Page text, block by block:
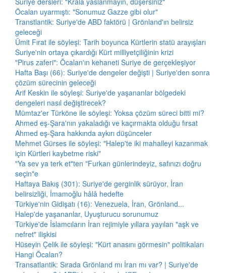
Öcalan uyarmıştı: "Sonumuz Gazze gibi olur"
Transtlantik: Suriye'de ABD faktörü | Grönland'ın belirsiz
geleceği
Ümit Fırat ile söyleşi: Tarih boyunca Kürtlerin statü arayışları
Suriye'nin ortaya çıkardığı Kürt milliyetçiliğinin krizi
"Pirus zaferi": Öcalan'ın kehaneti Suriye de gerçekleşiyor
Hafta Başı (66): Suriye'de dengeler değişti | Suriye'den sonra
çözüm sürecinin geleceği
Arif Keskin ile söyleşi: Suriye'de yaşananlar bölgedeki
dengeleri nasıl değiştirecek?
Mümtaz'er Türköne ile söyleşi: Yoksa çözüm süreci bitti mi?
Ahmed eş-Şara'nın yakaladığı ve kaçırmakta olduğu fırsat
Ahmed eş-Şara hakkında aykırı düşünceler
Mehmet Gürses ile söyleşi: "Halep'te iki mahalleyi kazanmak
için Kürtleri kaybetme riski"
"Ya sev ya terk et"ten "Furkan günlerindeyiz, safınızı doğru
seçin"e
Haftaya Bakış (301): Suriye'de gerginlik sürüyor, İran
belirsizliği, İmamoğlu hâlâ hedefte
Türkiye'nin Gidişatı (16): Venezuela, İran, Grönland...
Halep'de yaşananlar, Uyuşturucu sorunumuz
Türkiye'de İslamcıların İran rejimiyle yıllara yayılan "aşk ve
nefret" ilişkisi
Hüseyin Çelik ile söyleşi: "Kürt anasını görmesin" politikaları
Hangi Öcalan?
Transatlantik: Sırada Grönland mı İran mı var? | Suriye'de